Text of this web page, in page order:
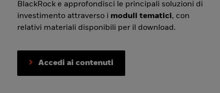
BlackRock e approfondisci le principali soluzioni di
investimento attraverso i moduli tematici, con
relativi materiali disponibili per il download.
Accedi ai contenuti